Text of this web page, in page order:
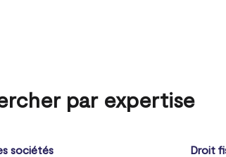
par expertise
sociétés Droit